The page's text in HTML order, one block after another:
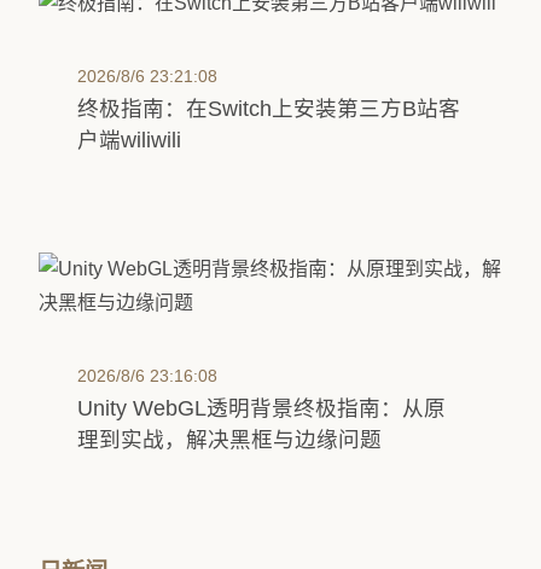
2026/8/6 23:21:08
终极指南：在Switch上安装第三方B站客
户端wiliwili
2026/8/6 23:16:08
Unity WebGL透明背景终极指南：从原
理到实战，解决黑框与边缘问题